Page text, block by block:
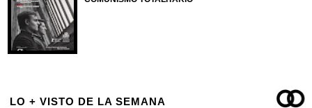
LO + VISTO DE LA SEMANA